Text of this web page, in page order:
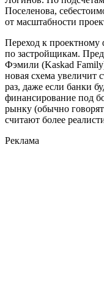
Поселенова,
от масштабности
Переход к
по застройщикам.
Фэмили (Kaskad
новая схема увеличит
раз, даже если банки
финансирование под
рынку (обычно
считают более
Реклама